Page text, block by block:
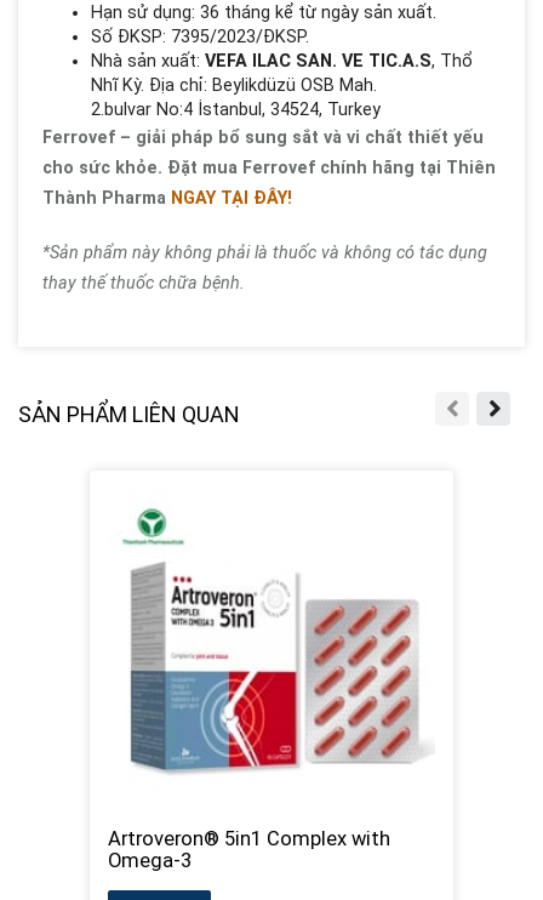
Hạn sử dụng: 36 tháng kể từ ngày sản xuất.
Số ĐKSP: 7395/2023/ĐKSP.
Nhà sản xuất: VEFA ILAC SAN. VE TIC.A.S, Thổ
Nhĩ Kỳ. Địa chỉ: Beylikdüzü OSB Mah.
2.bulvar No:4 İstanbul, 34524, Turkey
Ferrovef – giải pháp bổ sung sắt và vi chất thiết yếu
cho sức khỏe. Đặt mua Ferrovef chính hãng tại Thiên
Thành Pharma NGAY TẠI ĐÂY!
*Sản phẩm này không phải là thuốc và không có tác dụng
thay thế thuốc chữa bệnh.
SẢN PHẨM LIÊN QUAN
Artroveron® 5in1 Complex with
Omega-3